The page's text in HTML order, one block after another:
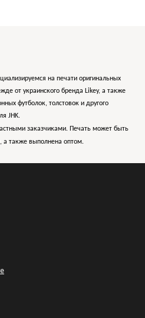
на печати оригинальных
от украинского бренда Likey, а также
футболок, толстовок и другого
JHK.
заказчиками. Печать может быть
а также выполнена оптом.